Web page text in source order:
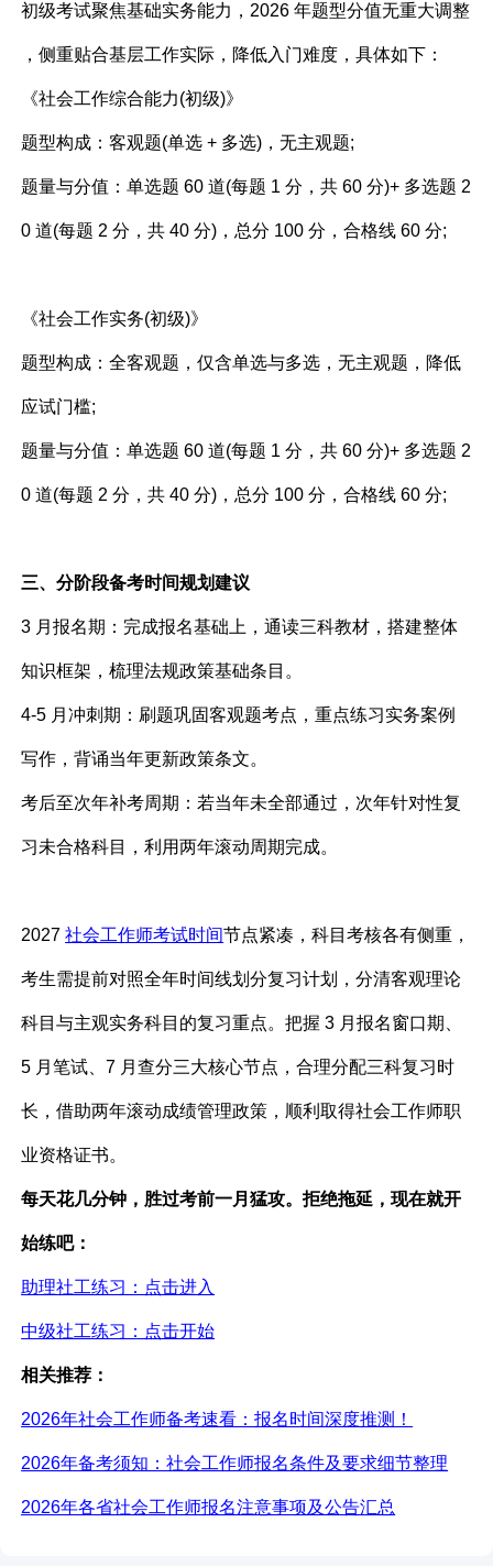
初级考试聚焦基础实务能力，2026 年题型分值无重大调整
，侧重贴合基层工作实际，降低入门难度，具体如下：​
《社会工作综合能力(初级)》​
题型构成：客观题(单选 + 多选)，无主观题;​
题量与分值：单选题 60 道(每题 1 分，共 60 分)+ 多选题 2
0 道(每题 2 分，共 40 分)，总分 100 分，合格线 60 分;​
《社会工作实务(初级)》​
题型构成：全客观题，仅含单选与多选，无主观题，降低
应试门槛;​
题量与分值：单选题 60 道(每题 1 分，共 60 分)+ 多选题 2
0 道(每题 2 分，共 40 分)，总分 100 分，合格线 60 分;​
三、分阶段备考时间规划建议
3 月报名期：完成报名基础上，通读三科教材，搭建整体
知识框架，梳理法规政策基础条目。
4-5 月冲刺期：刷题巩固客观题考点，重点练习实务案例
写作，背诵当年更新政策条文。
考后至次年补考周期：若当年未全部通过，次年针对性复
习未合格科目，利用两年滚动周期完成。
2027社会工作师考试时间节点紧凑，科目考核各有侧重，
考生需提前对照全年时间线划分复习计划，分清客观理论
科目与主观实务科目的复习重点。把握 3 月报名窗口期、
5 月笔试、7 月查分三大核心节点，合理分配三科复习时
长，借助两年滚动成绩管理政策，顺利取得社会工作师职
业资格证书。
每天花几分钟，胜过考前一月猛攻。拒绝拖延，现在就开
始练吧：
助理社工练习：点击进入
中级社工练习：点击开始
相关推荐：
2026年社会工作师备考速看：报名时间深度推测！
2026年备考须知：社会工作师报名条件及要求细节整理
2026年各省社会工作师报名注意事项及公告汇总